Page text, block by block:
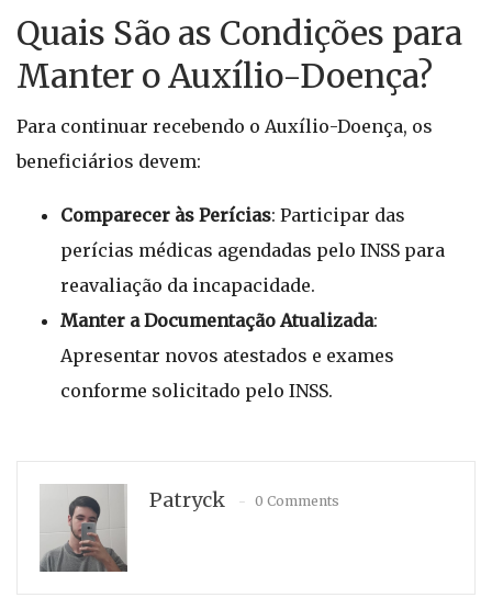
Quais São as Condições para
Manter o Auxílio-Doença?
Para continuar recebendo o Auxílio-Doença, os
beneficiários devem:
Comparecer às Perícias: Participar das
perícias médicas agendadas pelo INSS para
reavaliação da incapacidade.
Manter a Documentação Atualizada:
Apresentar novos atestados e exames
conforme solicitado pelo INSS.
Patryck 0 Comments